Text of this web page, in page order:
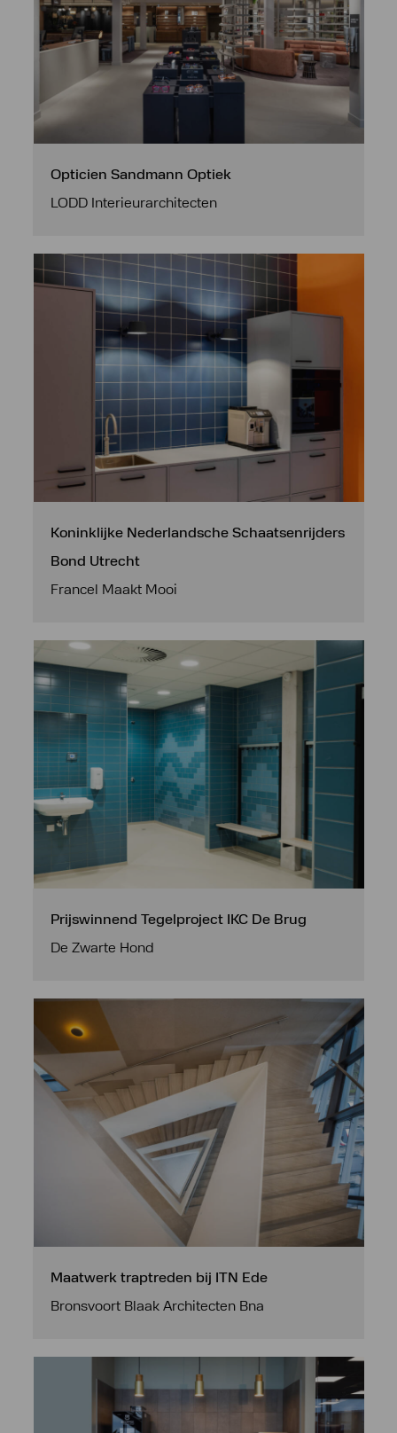
Opticien Sandmann Optiek
LODD Interieurarchitecten
Koninklijke Nederlandsche Schaatsenrijders
Bond Utrecht
Francel Maakt Mooi
Prijswinnend Tegelproject IKC De Brug
De Zwarte Hond
Maatwerk traptreden bij ITN Ede
Bronsvoort Blaak Architecten Bna